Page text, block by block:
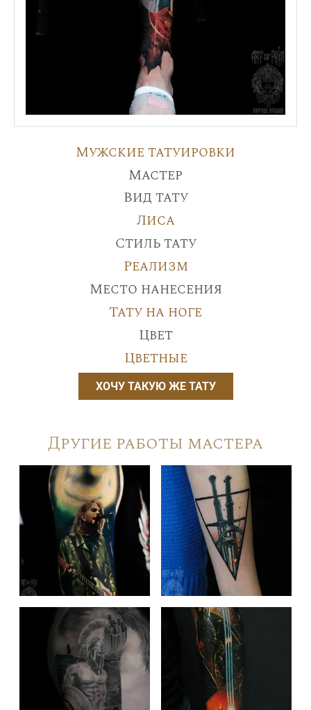
Мужские татуировки
Мастер
Вид тату
Лиса
Стиль тату
Реализм
Место нанесения
Тату на ноге
Цвет
Цветные
ХОЧУ ТАКУЮ ЖЕ ТАТУ
Другие работы мастера